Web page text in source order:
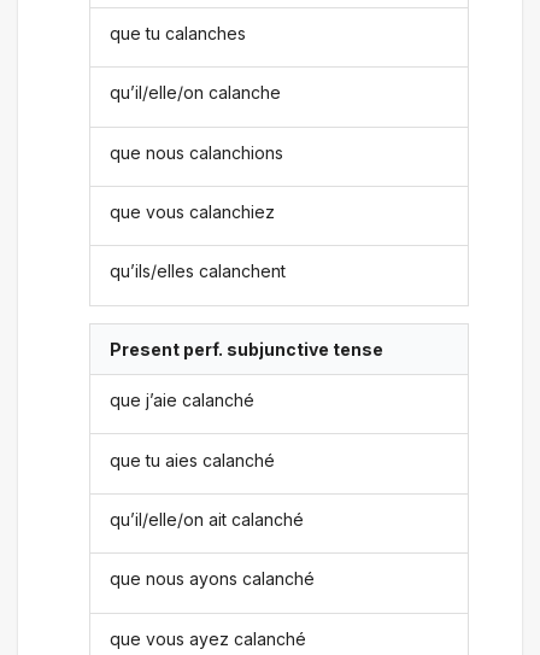
que tu calanches
qu’il/elle/on calanche
que nous calanchions
que vous calanchiez
qu’ils/elles calanchent
Present perf. subjunctive tense
que j’aie calanché
que tu aies calanché
qu’il/elle/on ait calanché
que nous ayons calanché
que vous ayez calanché